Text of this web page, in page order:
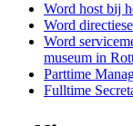
Word host bij
Word
Word
museum in
Parttime
Fulltime